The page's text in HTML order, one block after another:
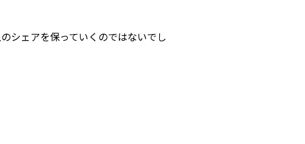
シェアを保っていくのではないでし